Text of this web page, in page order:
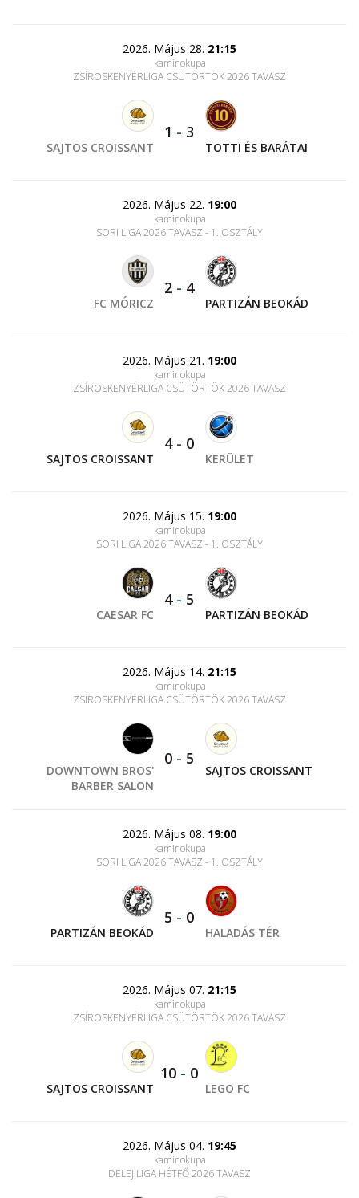
2026. Május 28. 21:15
kaminokupa
ZSÍROSKENYÉRLIGA CSÜTÖRTÖK 2026 TAVASZ
SAJTOS CROISSANT
1 - 3
TOTTI ÉS BARÁTAI
2026. Május 22. 19:00
kaminokupa
SORI LIGA 2026 TAVASZ - 1. OSZTÁLY
FC MÓRICZ
2 - 4
PARTIZÁN BEOKÁD
2026. Május 21. 19:00
kaminokupa
ZSÍROSKENYÉRLIGA CSÜTÖRTÖK 2026 TAVASZ
SAJTOS CROISSANT
4- 0
KERÜLET
2026. Május 15. 19:00
kaminokupa
SORI LIGA 2026 TAVASZ - 1. OSZTÁLY
CAESAR FC
4- 5
PARTIZÁN BEOKÁD
2026. Május 14. 21:15
kaminokupa
ZSÍROSKENYÉRLIGA CSÜTÖRTÖK 2026 TAVASZ
DOWNTOWN BROS'
BARBER SALON
0 - 5
SAJTOS CROISSANT
2026. Május 08. 19:00
kaminokupa
SORI LIGA 2026 TAVASZ - 1. OSZTÁLY
PARTIZÁN BEOKÁD
5 - 0
HALADÁS TÉR
2026. Május 07. 21:15
kaminokupa
ZSÍROSKENYÉRLIGA CSÜTÖRTÖK 2026 TAVASZ
SAJTOS CROISSANT
10 - 0
LEGO FC
2026. Május 04. 19:45
kaminokupa
DELEJ LIGA HÉTFŐ 2026 TAVASZ